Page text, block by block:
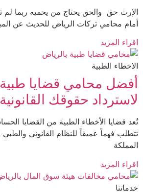
حق والحق يحتاج من يحميه ربما لم
محامي تركات الرياض للحديث عن
المزيد
الطبية
محامي قضايا طبية
حقوقك القانونية
قضايا الأخطاء الطبية من القضايا الحساسة
فهماً عميقاً للنظام القانوني والطبي
المزيد